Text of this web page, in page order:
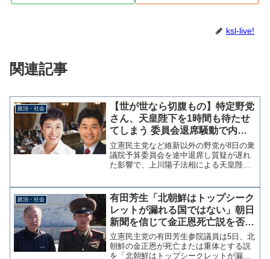
ksl-live!
関連記事
政治・社会
【世が世なら切腹もの】特定野党
さん、天皇陛下を1時間も待たせ
てしまう 委員会退席騒動で内奏
遅れる
立憲民主党など維新以外の野党が8日の衆
議院予算委員会を途中退席し質疑が遅れ
た影響で、上川陽子法相による天皇陛下
野党の途中退席で陛下の内奏遅れる - 産
経ニュース 宮内...
政治・社会
有田芳生「北朝鮮はトップシーク
レットが漏れる国ではない」朝日
新聞を信じて金正恩死亡説を否定
する投稿
立憲民主党の有田芳生参院議員は5日、北
朝鮮の金正恩が死亡または重体とする説
を「北朝鮮はトップシークレットが漏れ